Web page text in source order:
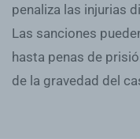
penaliza las injurias
Las sanciones
hasta penas de
de la gravedad del